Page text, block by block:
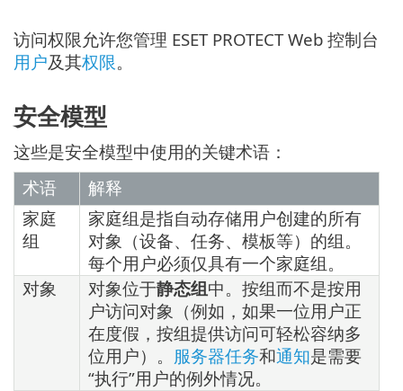
访问权限允许您管理 ESET PROTECT Web 控制台
用户及其权限。
安全模型
这些是安全模型中使用的关键术语：
术语
解释
家庭
组
家庭组是指自动存储用户创建的所有
对象（设备、任务、模板等）的组。
每个用户必须仅具有一个家庭组。
对象
对象位于静态组中。按组而不是按用
户访问对象（例如，如果一位用户正
在度假，按组提供访问可轻松容纳多
位用户）。 服务器任务和通知是需要
“执行”用户的例外情况。